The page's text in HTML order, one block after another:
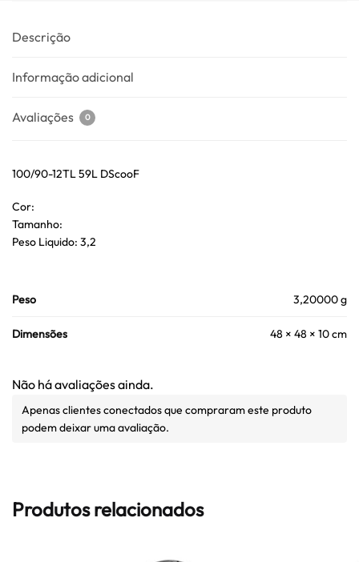
Descrição
Informação adicional
Avaliações 0
100/90-12TL 59L DScooF
Cor:
Tamanho:
Peso Liquido: 3,2
Peso 3,20000 g
Dimensões 48 × 48 × 10 cm
Não há avaliações ainda.
Apenas clientes conectados que compraram este produto
podem deixar uma avaliação.
Produtos relacionados